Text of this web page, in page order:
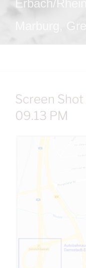
Erbach/
Marburg,
Screen
09.13 PM